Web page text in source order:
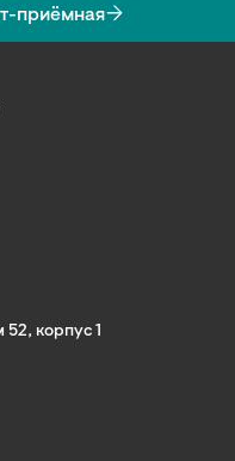
приёмная
корпус 1